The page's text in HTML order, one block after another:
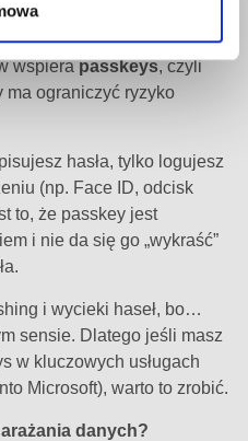
wspierapasskeys, czyli
ma ograniczyć ryzyko
hasła, tylko logujesz
(np. Face ID, odcisk
to, że passkey jest
i nie da się go „wykraść”
i wycieki haseł, bo…
sensie. Dlatego jeśli masz
w kluczowych usługach
Microsoft), warto to zrobić.
danych?